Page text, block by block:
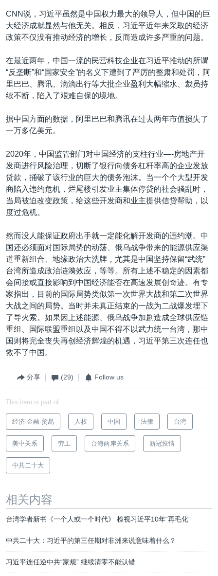
CNN说，习近平虽然是中国权力最大的领导人，但中国的巨
大经济成就显然与他无关。相反，习近平近年来采取的经济
政策不仅没有推动经济的增长，反而造成许多严重的问题。
在最近两年，中国一流的民营科技企业在习近平推动的所谓
“反垄断”和“国家安全”的名义下遭到了严厉的整肃和处罚，阿
里巴巴、腾讯、滴滴出行等大批企业盈利大幅缩水、裁员持
续不断，陷入了艰难自保的境地。
据中国方面的数据，阿里巴巴和腾讯在过去两年市值损失了
一万多亿美元。
2020年，中国监管部门对中国经济的支柱行业—-房地产开
发商进行风险治理，切断了银行向债务杠杆率高的企业发放
贷款，捅破了该行业的巨大的债务泡沫。当一个个大型开发
商陷入违约危机，烂尾楼引发业主集体停贷的社会骚乱时，
当局被迫改变政策，给这些开发商和业主提供信贷帮助，以
度过危机。
然而没人能保证政府出手就一定能化解开发商的违约潮。中
国还必须面对国际局势的动荡、俄乌战争带来的能源供应渠
道重新组合、地缘政治大洗牌，尤其是中国坚持保留“武统”
台湾所造成政治涟漪效应，等等。所有上述不稳定的因素都
会间接或直接影响到中国经济能否在高速发展创奇迹。有专
家指出，目前的国际局势类似第一次世界大战和第二次世界
大战之间的局势。当时并未真正结束的一战为二战爆发埋下
了导火索。如果因上述能源、俄乌战争加剧造成全球供应链
重组、国际联盟重组以及中国不得不以武力统一台湾，那中
国则将完全丧失再创经济辉煌的机遇，习近平第三次连任也
救不了中国。
分享 (29) Follow us
This item is part of
经济·金融·贸易 人权 中国 法律 台湾
美中关系 劳工 台海两岸关系 新冠疫情
中共二十大
相关内容
台湾学者新书《一个人或一个时代》 检视习近平10年“再毛化”
中共二十大：习近平的第三任期对非洲来说意味着什么？
习近平连任逆中共“家规” 继续清零不能认错